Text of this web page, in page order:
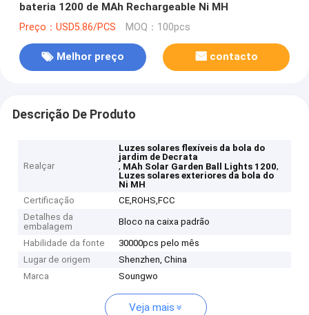
bateria 1200 de MAh Rechargeable Ni MH
Preço：USD5.86/PCS MOQ：100pcs
Melhor preço contacto
Descrição De Produto
Realçar
Luzes solares flexíveis da bola do
jardim de Decrata
, MAh Solar Garden Ball Lights 1200,
Luzes solares exteriores da bola do
Ni MH
Certificação
CE,ROHS,FCC
Detalhes da
embalagem
Bloco na caixa padrão
Habilidade da fonte
30000pcs pelo mês
Lugar de origem
Shenzhen, China
Marca
Soungwo
Veja mais